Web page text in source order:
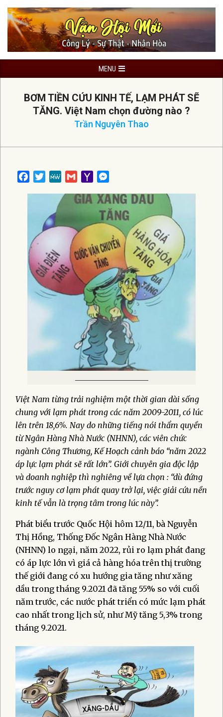
Skip
content
Navigation
MENU
BƠM TIỀN CỨU KINH TẾ, LẠM PHÁT SẼ
TĂNG. Việt Nam chọn đường nào ?
Trần Nguyên Thao
Facebook
TwitterMeWeGmailYahoo
Việt Nam từng trải nghiệm một thời gian dài sống
chung với lạm phát trong các năm 2009-2011, có lúc
lên trên 18,6%. Nay do những tiếng nói thẩm quyền
từ Ngân Hàng Nhà Nước (NHNN), các viên chức
ngành Công Thương, Kế Hoạch cảnh báo “năm 2022
áp lực lạm phát sẽ rất lớn”. Giới chuyên gia độc lập
và doanh nghiệp thì nghiêng về lựa chọn : “dù đứng
trước nguy cơ lạm phát quay trở lại, việc giải cứu nền
kinh tế vẫn là trọng tâm trong lúc này”.
Phát biểu trước Quốc Hội hôm 12/11, bà Nguyễn
Thị Hồng, Thống Đốc Ngân Hàng Nhà Nước
(NHNN) lo ngại, năm 2022, rủi ro lạm phát đang
có áp lực lớn vì giá cả hàng hóa trên thị trường
thế giới đang có xu hướng gia tăng như xăng
dầu trong tháng 9.2021 đã tăng 55% so với cuối
năm trước, các nước phát triển có mức lạm phát
cao nhất trong lịch sử, như Mỹ tăng 5,3% trong
tháng 9.2021.